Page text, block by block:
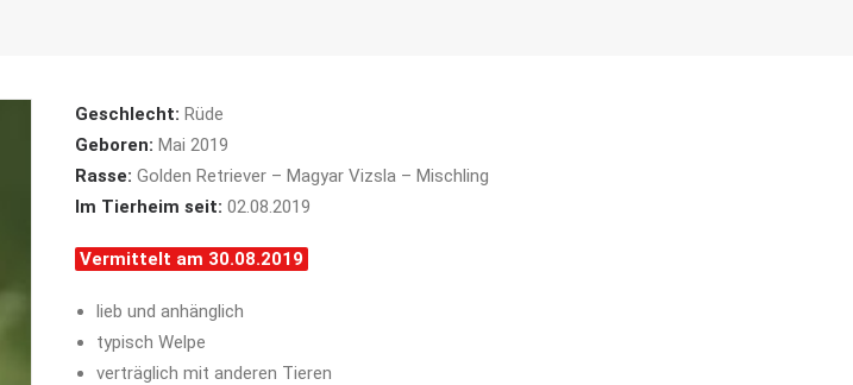
Geschlecht: Rüde
Geboren: Mai 2019
Rasse: Golden Retriever – Magyar Vizsla – Mischling
Im Tierheim seit: 02.08.2019
Vermittelt am 30.08.2019
lieb und anhänglich
typisch Welpe
verträglich mit anderen Tieren